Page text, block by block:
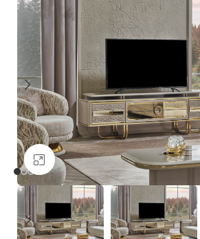
Büyütmek için tıklayın